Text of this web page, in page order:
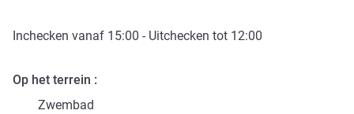
Inchecken vanaf 15:00 - Uitchecken tot 12:00
Op het terrein
Zwembad